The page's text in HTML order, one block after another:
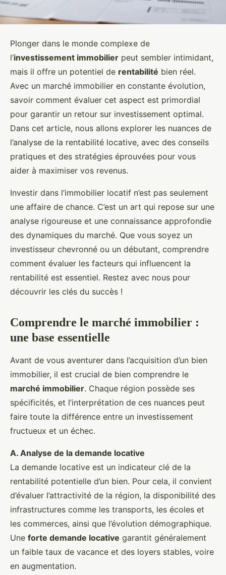
Plonger dans le monde complexe de
l’investissement immobilier peut sembler intimidant,
mais il offre un potentiel de rentabilité bien réel.
Avec un marché immobilier en constante évolution,
savoir comment évaluer cet aspect est primordial
pour garantir un retour sur investissement optimal.
Dans cet article, nous allons explorer les nuances de
l’analyse de la rentabilité locative, avec des conseils
pratiques et des stratégies éprouvées pour vous
aider à maximiser vos revenus.
Investir dans l’immobilier locatif n’est pas seulement
une affaire de chance. C’est un art qui repose sur une
analyse rigoureuse et une connaissance approfondie
des dynamiques du marché. Que vous soyez un
investisseur chevronné ou un débutant, comprendre
comment évaluer les facteurs qui influencent la
rentabilité est essentiel. Restez avec nous pour
découvrir les clés du succès !
Comprendre le marché immobilier :
une base essentielle
Avant de vous aventurer dans l’acquisition d’un bien
immobilier, il est crucial de bien comprendre le
marché immobilier. Chaque région possède ses
spécificités, et l’interprétation de ces nuances peut
faire toute la différence entre un investissement
fructueux et un échec.
A. Analyse de la demande locative
La demande locative est un indicateur clé de la
rentabilité potentielle d’un bien. Pour cela, il convient
d’évaluer l’attractivité de la région, la disponibilité des
infrastructures comme les transports, les écoles et
les commerces, ainsi que l’évolution démographique.
Une forte demande locative garantit généralement
un faible taux de vacance et des loyers stables, voire
en augmentation.